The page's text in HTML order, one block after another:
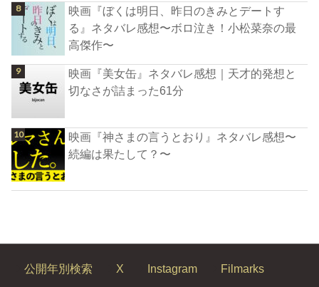
映画『ぼくは明日、昨日のきみとデートす
る』ネタバレ感想〜ボロ泣き！小松菜奈の最
高傑作〜
映画『美女缶』ネタバレ感想｜天才的発想と
切なさが詰まった61分
映画『神さまの言うとおり』ネタバレ感想〜
続編は果たして？〜
公開年別検索 X Instagram
Filmarks